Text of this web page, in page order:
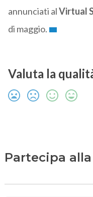
annunciati alVirtual
di maggio.
Valuta la
Partecipa